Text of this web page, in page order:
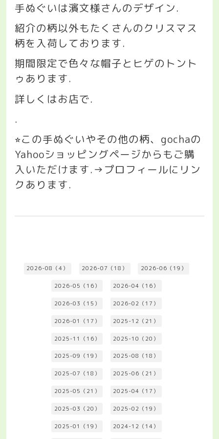
手ぬぐいは濱文様さんのデザイン.
紹介の柄以外もたくさんのクリスマス
柄を入荷しております.
期間限定で色々な帽子とヒゲのトント
ゥあります.
詳しくはお店で.
.
⭐︎この手ぬぐいやその他の柄、 gochaの
Yahooショッピングページからもご購
入いただけます.→ プロフィールにリン
クあります.
2026-08（4） 2026-07（18） 2026-06（19）
2026-05（16） 2026-04（16）
2026-03（15） 2026-02（17）
2026-01（17） 2025-12（21）
2025-11（16） 2025-10（20）
2025-09（19） 2025-08（18）
2025-07（18） 2025-06（21）
2025-05（21） 2025-04（17）
2025-03（20） 2025-02（19）
2025-01（19） 2024-12（14）